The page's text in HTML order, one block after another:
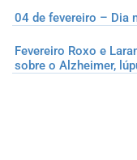
04 de fevereiro – Dia
Fevereiro Roxo e
sobre o Alzheimer,